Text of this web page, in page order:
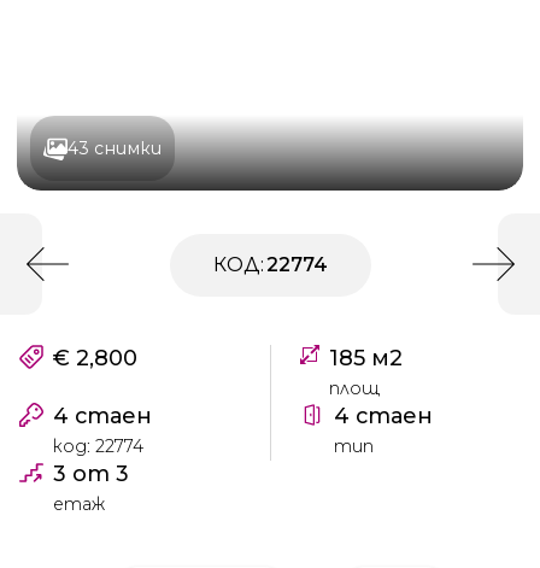
43 снимки
КОД:22774
€ 2,800 185 м2
площ
4 стаен
код: 22774
4 стаен
тип
3 от 3
етаж